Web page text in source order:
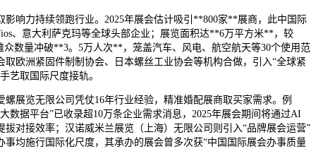
力持续领跑行业。2025年展会估计吸引**800家**展商，此中国际
、意大利萨克玛等全球头部企业；展览面积达**6万平方米**，较
众数量冲破**3。5万人次**，笼盖汽车、风电、航空航天等30个使用范
取欧洲紧固件制制协会、日本螺丝工业协会等机构合做，引入“全球紧
艺取国际尺度接轨。
览无限公司凭仗16年行业经验，精准婚配展商取买家需求。例
数据平台”已收录超10万条企业需求消息，2025年展会期间将通过AI
拔对接效率；汉诺威米兰展览（上海）无限公司则引入“品牌展会运营”
事均施行国际化尺度，其承办的展会曾多次获“中国国际展会办事质量